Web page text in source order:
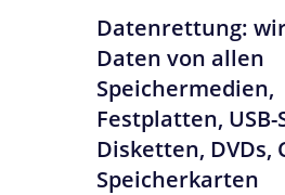
Datenrettung:
Daten von allen
Speichermedien,
Festplatten, USB-
Disketten, DVDs,
Speicherkarten